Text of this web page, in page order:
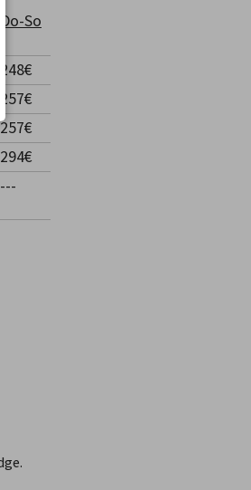
Do-So
248€
257€
257€
294€
---